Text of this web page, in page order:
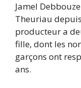
Jamel
Theuriau
producteur a
fille, dont les
garçons ont
ans.